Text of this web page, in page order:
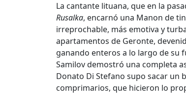
La cantante lituana, que en la
Rusalka, encarnó una Manon de
irreprochable, más emotiva y
apartamentos de Geronte,
ganando enteros a lo largo de su
Samilov demostró una completa
Donato Di Stefano supo sacar un
comprimarios, que hicieron lo